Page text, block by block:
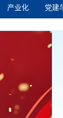
产业化 党建